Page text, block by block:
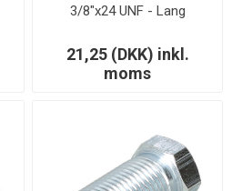
3/8"x24 UNF - Lang
21,25 (DKK) inkl.
moms